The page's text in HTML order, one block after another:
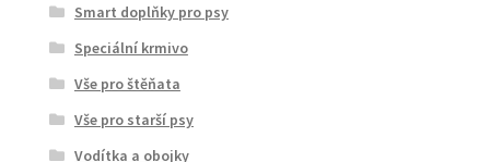
Smart doplňky pro psy
Speciální krmivo
Vše pro štěňata
Vše pro starší psy
Vodítka a obojky